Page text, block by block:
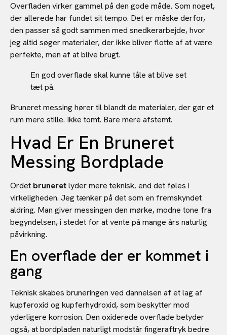
Overfladen virker gammel på den gode måde. Som noget,
der allerede har fundet sit tempo. Det er måske derfor,
den passer så godt sammen med snedkerarbejde, hvor
jeg altid søger materialer, der ikke bliver flotte af at være
perfekte, men af at blive brugt.
En god overflade skal kunne tåle at blive set
tæt på.
Bruneret messing hører til blandt de materialer, der gør et
rum mere stille. Ikke tomt. Bare mere afstemt.
Hvad Er En Bruneret
Messing Bordplade
Ordet bruneretlyder mere teknisk, end det føles i
virkeligheden. Jeg tænker på det som en fremskyndet
aldring. Man giver messingen den mørke, modne tone fra
begyndelsen, i stedet for at vente på mange års naturlig
påvirkning.
En overflade der er kommet i
gang
Teknisk skabes bruneringen ved dannelsen af et lag af
kupferoxid og kupferhydroxid, som beskytter mod
yderligere korrosion. Den oxiderede overflade betyder
også, at bordpladen naturligt modstår fingeraftryk bedre